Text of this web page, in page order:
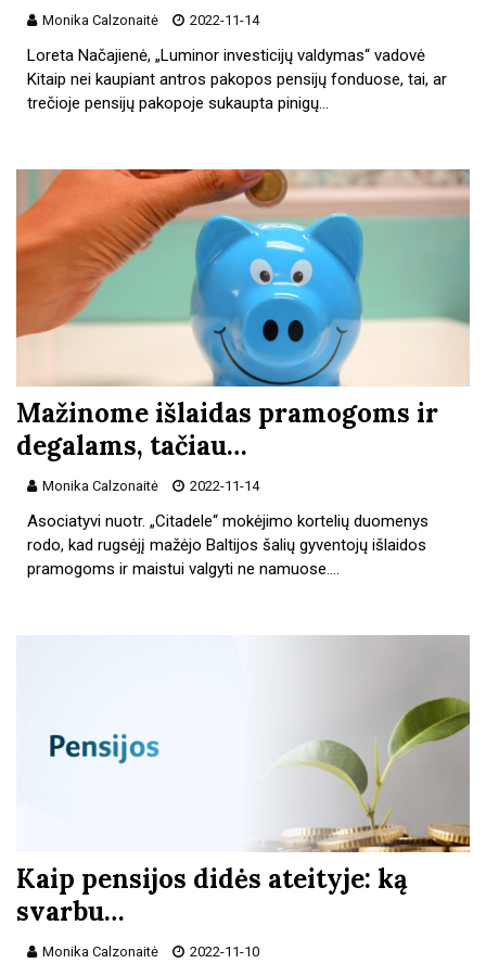
Monika Calzonaitė 2022-11-14
Loreta Načajienė, „Luminor investicijų valdymas“ vadovė
Kitaip nei kaupiant antros pakopos pensijų fonduose, tai, ar
trečioje pensijų pakopoje sukaupta pinigų…
Mažinome išlaidas pramogoms ir
degalams, tačiau…
Monika Calzonaitė 2022-11-14
Asociatyvi nuotr. „Citadele“ mokėjimo kortelių duomenys
rodo, kad rugsėjį mažėjo Baltijos šalių gyventojų išlaidos
pramogoms ir maistui valgyti ne namuose.…
Kaip pensijos didės ateityje: ką
svarbu…
Monika Calzonaitė 2022-11-10